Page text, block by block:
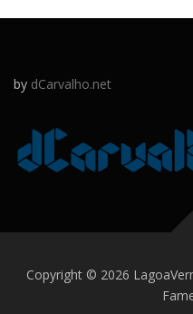
by dCarvalho.net
Copyright © 2026